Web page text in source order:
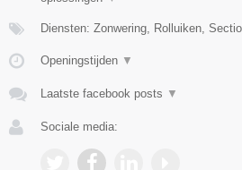
Diensten: Zonwering, Rolluiken,
Openingstijden ▼
Laatste facebook posts ▼
Sociale media: